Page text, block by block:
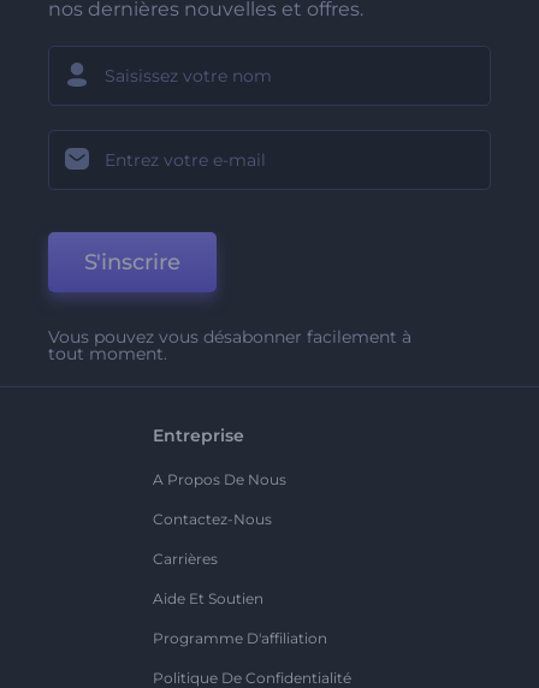
nos dernières nouvelles et offres.
S'inscrire
Vous pouvez vous désabonner facilement à
tout moment.
Entreprise
A Propos De Nous
Contactez-Nous
Carrières
Aide Et Soutien
Programme D'affiliation
Politique De Confidentialité